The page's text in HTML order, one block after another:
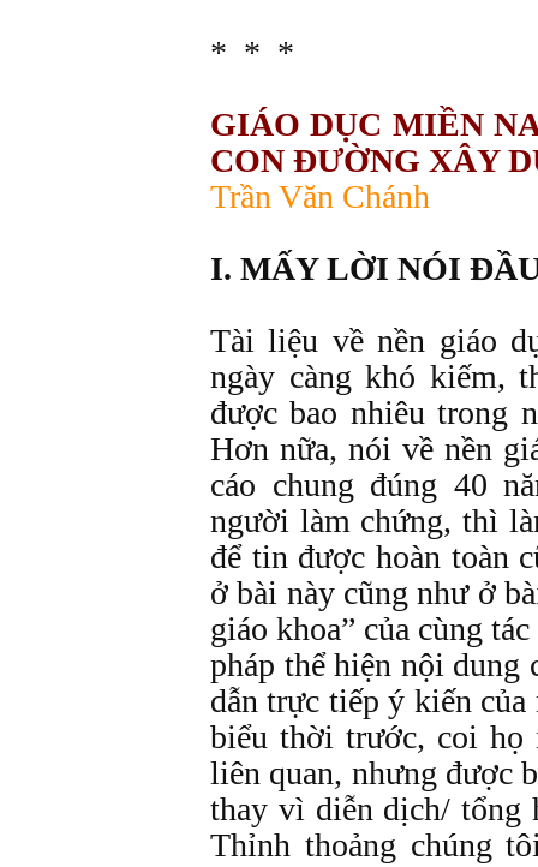
* * *
GIÁO DỤC MIỀN
CON ĐƯỜNG XÂY
Trần Văn Chánh
I. MẤY LỜI NÓI
Tài liệu về nền giáo
ngày càng khó kiếm,
được bao nhiêu trong
Hơn nữa, nói về nền
cáo chung đúng 40
người làm chứng, thì
để tin được hoàn toàn
ở bài này cũng như ở
giáo khoa” của cùng
pháp thể hiện nội dung
dẫn trực tiếp ý kiến
biểu thời trước, coi họ
liên quan, nhưng được
thay vì diễn dịch/ tổng
Thỉnh thoảng chúng